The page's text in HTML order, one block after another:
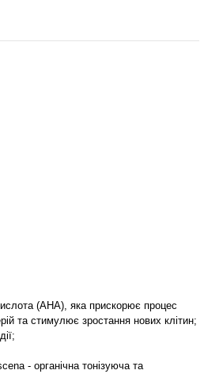
(АНА), яка прискорює процес
та стимулює зростання нових клітин;
- органічна тонізуюча та